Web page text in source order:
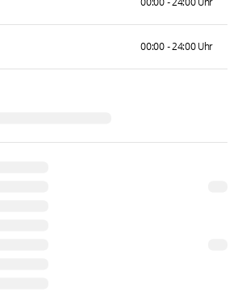
00:00 - 24:00 Uhr
00:00 - 24:00 Uhr